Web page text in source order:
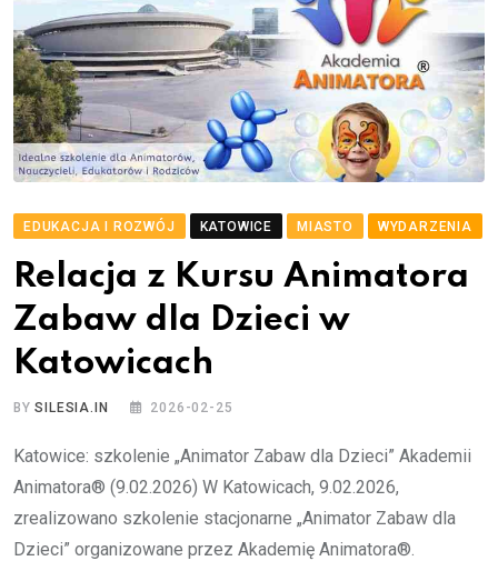
EDUKACJA I ROZWÓJ KATOWICE MIASTO WYDARZENIA
Relacja z Kursu Animatora
Zabaw dla Dzieci w
Katowicach
BYSILESIA.IN 2026-02-25
Katowice: szkolenie „Animator Zabaw dla Dzieci” Akademii
Animatora® (9.02.2026) W Katowicach, 9.02.2026,
zrealizowano szkolenie stacjonarne „Animator Zabaw dla
Dzieci” organizowane przez Akademię Animatora®.